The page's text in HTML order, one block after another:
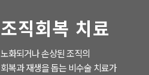
조직회복 치료
노화되거나 손상된 조직의
회복과 재생을 돕는 비수술 치료가